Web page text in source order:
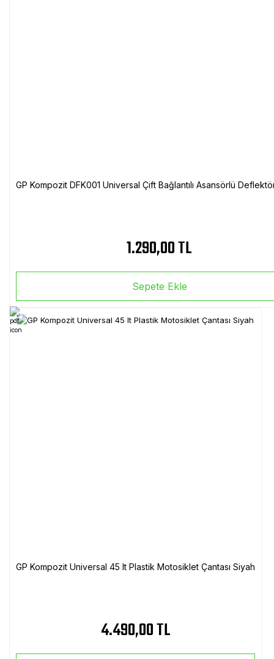
GP Kompozit DFK001 Universal Çift Bağlantılı Asansörlü
1.290,00 TL
Sepete Ekle
GP Kompozit Universal 45 lt Plastik Motosiklet Çantası Siyah
4.490,00 TL